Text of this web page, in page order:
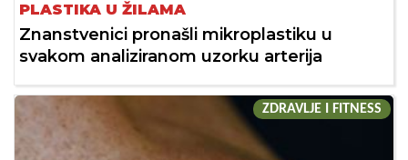
PLASTIKA U ŽILAMA
Znanstvenici pronašli mikroplastiku u
svakom analiziranom uzorku arterija
ZDRAVLJE I FITNESS